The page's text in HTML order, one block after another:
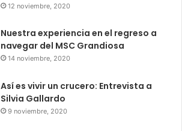
12 noviembre, 2020
Nuestra experiencia en el regreso a
navegar del MSC Grandiosa
14 noviembre, 2020
Así es vivir un crucero: Entrevista a
Silvia Gallardo
9 noviembre, 2020